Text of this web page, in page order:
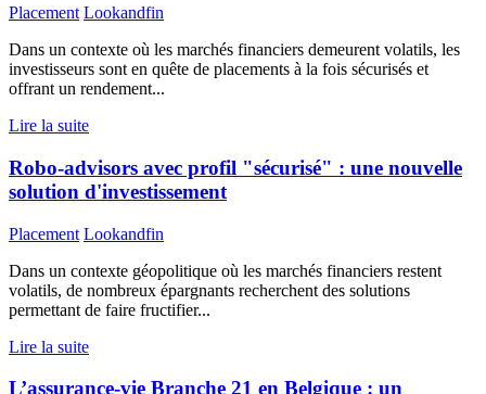
Placement Lookandfin
Dans un contexte où les marchés financiers demeurent volatils, les
investisseurs sont en quête de placements à la fois sécurisés et
offrant un rendement...
Lire la suite
Robo-advisors avec profil "sécurisé" : une nouvelle
solution d'investissement
Placement Lookandfin
Dans un contexte géopolitique où les marchés financiers restent
volatils, de nombreux épargnants recherchent des solutions
permettant de faire fructifier...
Lire la suite
L’assurance-vie Branche 21 en Belgique : un